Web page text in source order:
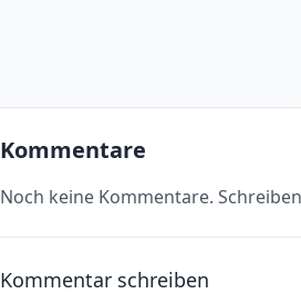
Kommentare
Noch keine Kommentare.
Kommentar schreiben